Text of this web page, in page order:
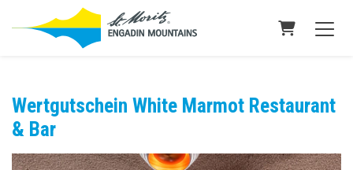
Warenkorb
Wertgutschein White Marmot Restaurant
& Bar